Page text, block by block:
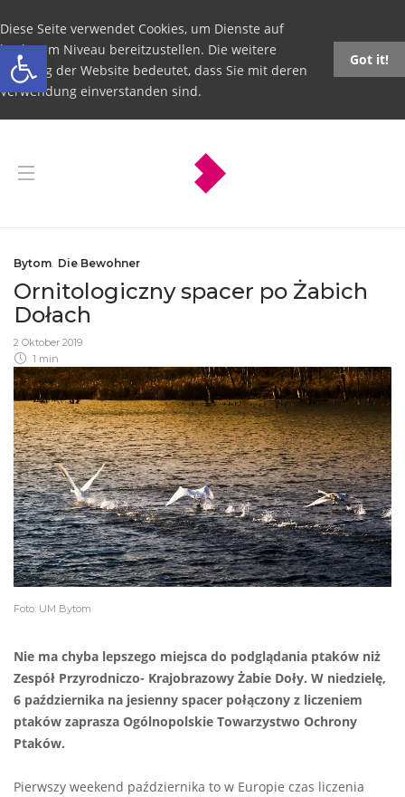
Open toolbar
Diese Seite verwendet Cookies, um Dienste auf
höchstem Niveau bereitzustellen. Die weitere
Nutzung der Website bedeutet, dass Sie mit deren
Verwendung einverstanden sind.
Got it!
Bytom, Die Bewohner
Ornitologiczny spacer po Żabich
Dołach
2 Oktober 2019
1 min
Foto: UM Bytom
Nie ma chyba lepszego miejsca do podglądania ptaków niż
Zespół Przyrodniczo- Krajobrazowy Żabie Doły. W niedzielę,
6 października na jesienny spacer połączony z liczeniem
ptaków zaprasza Ogólnopolskie Towarzystwo Ochrony
Ptaków.
Pierwszy weekend października to w Europie czas liczenia